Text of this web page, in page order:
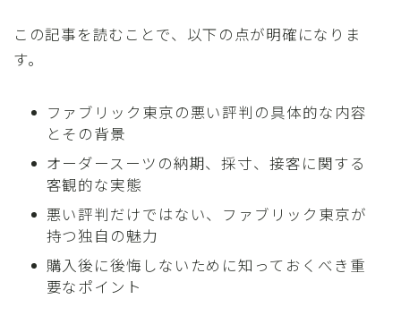
この記事を読むことで、以下の点が明確になりま
す。
ファブリック東京の悪い評判の具体的な内容
とその背景
オーダースーツの納期、採寸、接客に関する
客観的な実態
悪い評判だけではない、ファブリック東京が
持つ独自の魅力
購入後に後悔しないために知っておくべき重
要なポイント